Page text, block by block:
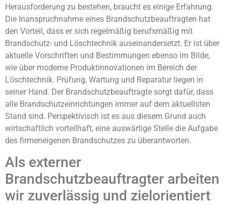
Herausforderung zu bestehen, braucht es einige Erfahrung.
Die Inanspruchnahme eines Brandschutzbeauftragten hat
den Vorteil, dass er sich regelmäßig berufsmäßig mit
Brandschutz- und Löschtechnik auseinandersetzt. Er ist über
aktuelle Vorschriften und Bestimmungen ebenso im Bilde,
wie über moderne Produktinnovationen im Bereich der
Löschtechnik. Prüfung, Wartung und Reparatur liegen in
seiner Hand. Der Brandschutzbeauftragte sorgt dafür, dass
alle Brandschutzeinrichtungen immer auf dem aktuellsten
Stand sind. Perspektivisch ist es aus diesem Grund auch
wirtschaftlich vorteilhaft, eine auswärtige Stelle die Aufgabe
des firmeneigenen Brandschutzes zu überantworten.
Als externer
Brandschutzbeauftragter arbeiten
wir zuverlässig und zielorientiert